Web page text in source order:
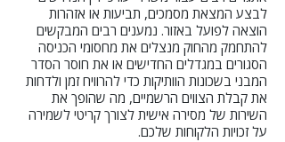
לבצע המצאת מסמכים, תביעות או אזהרות
הוצאה לפועל באזור. נמענים רבים המבקשים
להתחמק מהחוק מנצלים את מחסומי הכניסה
הסגורים במגדלים החדישים או את חוסר הסדר
המבני בשכונות הוותיקות כדי להרוויח זמן ולדחות
את קבלת הצווים הרשמיים, מה שהופך את
השירות של מסירה אישית לצורך קריטי לשמירה
על זכויות הלקוחות שלכם.